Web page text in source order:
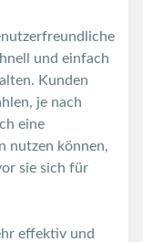
und einfach
Kunden
je nach
eine
nutzen können,
sie sich für
effektiv und